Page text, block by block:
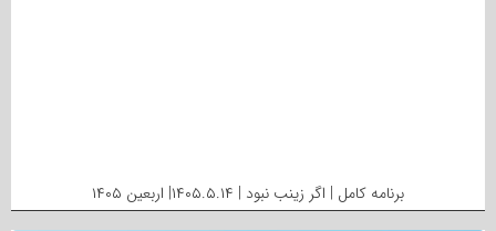
برنامه کامل | اگر زینب نبود | ۱۴۰۵.۵.۱۴| اربعین ۱۴۰۵